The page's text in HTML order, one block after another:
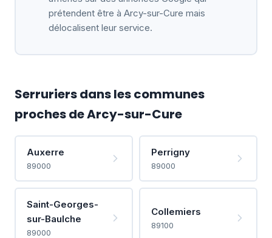
prétendent être à Arcy-sur-Cure mais
délocalisent leur service.
Serruriers dans les communes
proches de Arcy-sur-Cure
Auxerre
89000
Perrigny
89000
Saint-Georges-
sur-Baulche
89000
Collemiers
89100